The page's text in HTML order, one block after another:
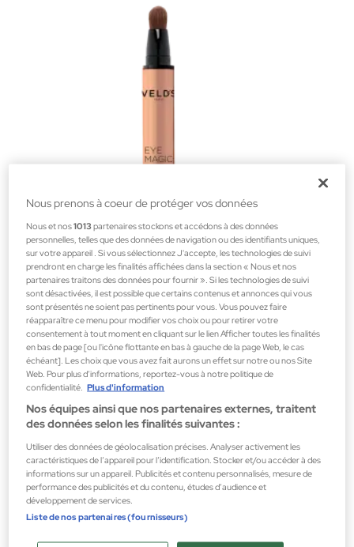
Veld´s
Eye Magic Silky Gel Lift Eye Contour 15ml
Zone des yeux
21,95 €
Nous prenons à coeur de protéger vos données
Nous et nos1013partenaires stockons et accédons à des données
personnelles, telles que des données de navigation ou des identifiants uniques,
sur votre appareil . Si vous sélectionnez J'accepte, les technologies de suivi
prendront en charge les finalités affichées dans la section « Nous et nos
partenaires traitons des données pour fournir ». Si les technologies de suivi
sont désactivées, il est possible que certains contenus et annonces qui vous
sont présentés ne soient pas pertinents pour vous. Vous pouvez faire
réapparaître ce menu pour modifier vos choix ou pour retirer votre
consentement à tout moment en cliquant sur le lien Afficher toutes les finalités
en bas de page [ou l'icône flottante en bas à gauche de la page Web, le cas
échéant]. Les choix que vous avez fait aurons un effet sur notre ou nos Site
Web. Pour plus d’informations, reportez-vous à notre politique de
confidentialité. Plus d'information
Nos équipes ainsi que nos partenaires externes, traitent
des données selon les finalités suivantes :
Utiliser des données de géolocalisation précises. Analyser activement les
caractéristiques de l’appareil pour l’identification. Stocker et/ou accéder à des
informations sur un appareil. Publicités et contenu personnalisés, mesure de
performance des publicités et du contenu, études d’audience et
développement de services.
Liste de nos partenaires (fournisseurs)